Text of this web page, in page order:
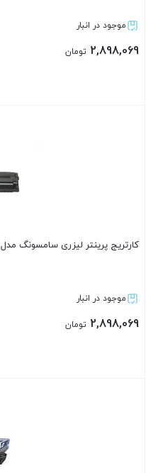
موجود در انبار
2,898,069 تومان
کارتریج پرینتر لیزری سامسونگ مدل 2250
موجود در انبار
2,898,069 تومان